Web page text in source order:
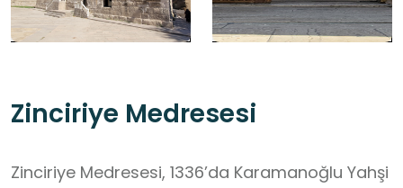
Zinciriye Medresesi
Zinciriye Medresesi, 1336’da Karamanoğlu Yahşi